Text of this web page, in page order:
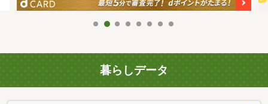
暮らしデータ